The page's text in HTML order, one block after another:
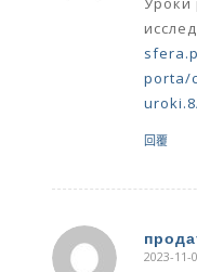
porta/
回覆
says:
2023-11-